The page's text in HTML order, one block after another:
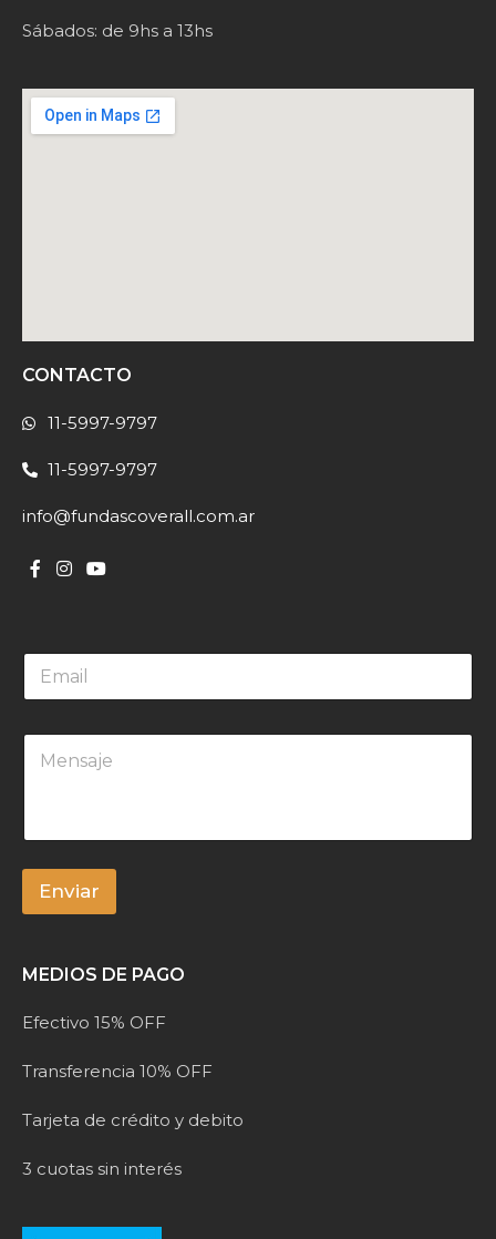
Sábados: de 9hs a 13hs
CONTACTO
11-5997-9797
11-5997-9797
info@fundascoverall.com.ar
E
a
M
e
Enviar
t
r
n
t
v
MEDIOS DE PAGO
Efectivo 15% OFF
Transferencia 10% OFF
Tarjeta de crédito y debito
3 cuotas sin interés